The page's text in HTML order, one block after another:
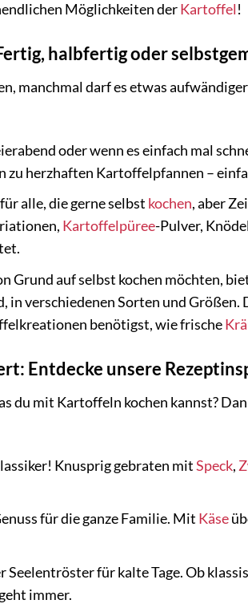
Möglichkeiten derKartoffel!
halbfertig oder
manchmal darf es etwas
oder wenn es einfach mal
zu herzhaften Kartoffelpfannen –
alle, die gerne selbst kochen, aber
Kartoffelpüree-Pulver,
Grund auf selbst kochen möchten,
in verschiedenen Sorten und
benötigst, wie frische
Entdecke unsere
du mit Kartoffeln kochen kannst?
Knusprig gebraten mitSpeck,
für die ganze Familie. Mit Käse
Seelentröster für kalte Tage. Ob
immer.